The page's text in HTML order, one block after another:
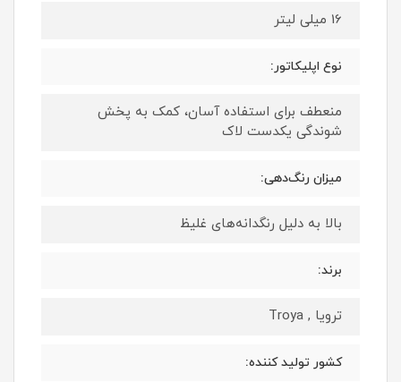
16 میلی لیتر
نوع اپلیکاتور:
منعطف برای استفاده آسان، کمک به پخش
شوندگی یکدست لاک
میزان رنگ‌دهی:
بالا به دلیل رنگدانه‌های غلیظ
برند:
ترویا , Troya
کشور تولید کننده: